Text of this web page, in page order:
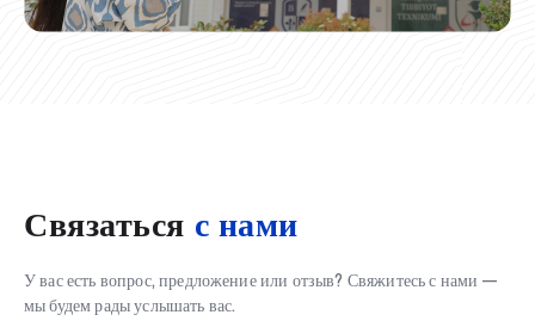
Связаться с нами
У вас есть вопрос, предложение или отзыв? Свяжитесь с нами —
мы будем рады услышать вас.